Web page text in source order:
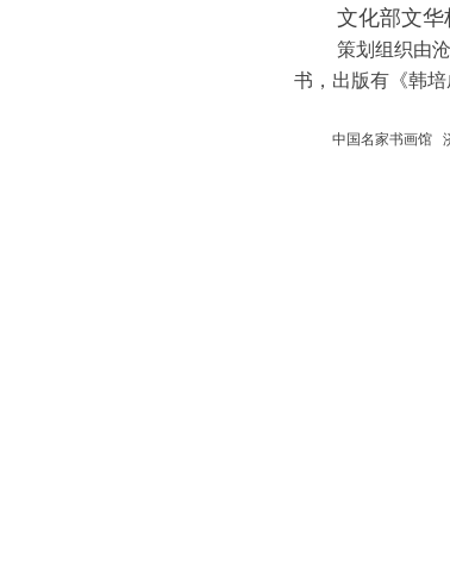
文化部文华
策划组织由
书，出版有《韩培
中国名家书画馆